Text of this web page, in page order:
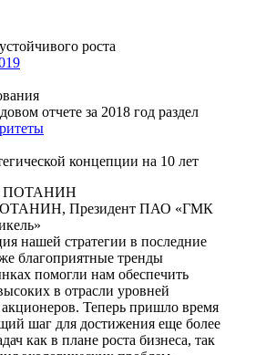
роста
отчете за 2018 год раздел
концепции на 10 лет
Президент ПАО «ГМК
нашей стратегии в последние
благоприятные тренды
помогли нам обеспечить
в отрасли уровней
акционеров. Теперь пришло время
шаг для достижения еще более
как в плане роста бизнеса, так